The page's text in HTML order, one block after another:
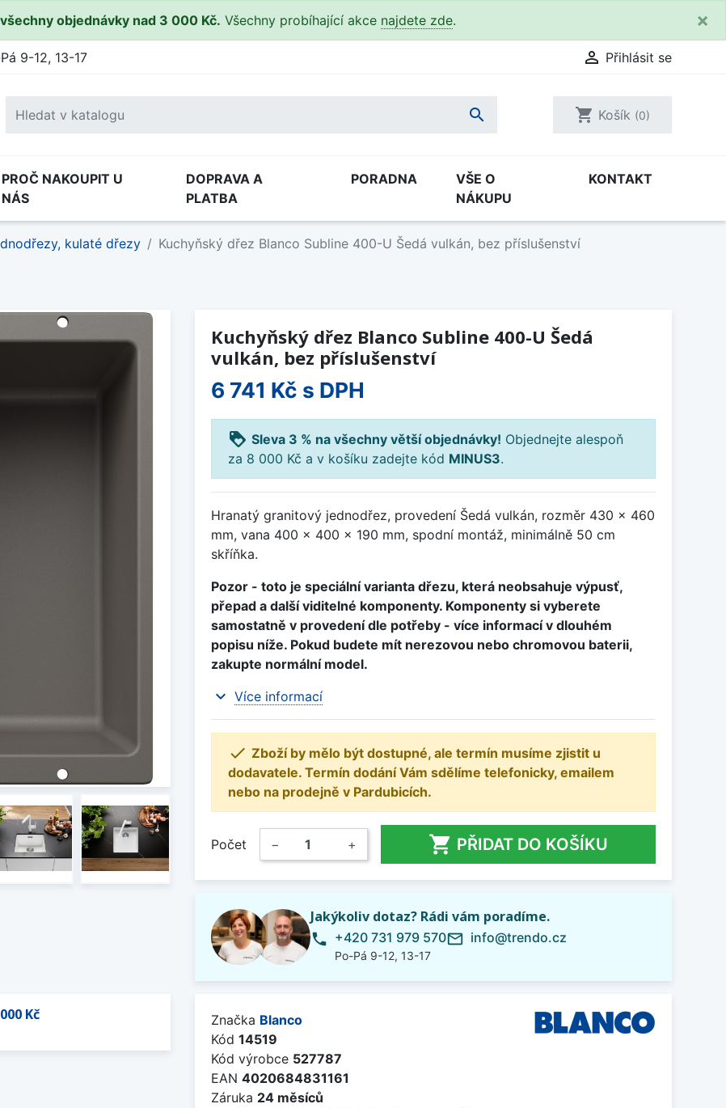
objednávky nad 3 000 Kč. Všechny probíhající akce najdete zde. ×
9-12, 13-17  Přihlásit se
 shopping_cart Košík (0)
PROČ NAKOUPIT U
NÁS
DOPRAVA A
PLATBA
PORADNA
VŠE O
NÁKUPU
KONTAKT
kulaté dřezy Kuchyňský dřez Blanco Subline 400-U Šedá vulkán, bez příslušenství
Kč
Kuchyňský dřez Blanco Subline 400-U Šedá
vulkán, bez příslušenství
6 741 Kč s DPH
loyalty Sleva 3 % na všechny větší objednávky! Objednejte alespoň
za 8 000 Kč a v košíku zadejte kód MINUS3.
Hranatý granitový jednodřez, provedení Šedá vulkán, rozměr 430 x 460
mm, vana 400 x 400 x 190 mm, spodní montáž, minimálně 50 cm
skříňka.
Pozor - toto je speciální varianta dřezu, která neobsahuje výpusť,
přepad a další viditelné komponenty. Komponenty si vyberete
samostatně v provedení dle potřeby - více informací v dlouhém
popisu níže. Pokud budete mít nerezovou nebo chromovou baterii,
zakupte normální model.
expand_more Více informací
 Zboží by mělo být dostupné, ale termín musíme zjistit u
dodavatele. Termín dodání Vám sdělíme telefonicky, emailem
nebo na prodejně v Pardubicích.
Počet − +  PŘIDAT DO KOŠÍKU
Jakýkoliv dotaz? Rádi vám poradíme.
phone +420 731 979 570
Po-Pá 9-12, 13-17
mail_outline info@trendo.cz
Značka Blanco
Kód 14519
Kód výrobce 527787
EAN 4020684831161
Záruka 24 měsíců